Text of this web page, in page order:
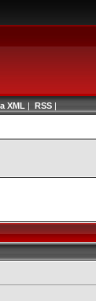
XML | RSS |